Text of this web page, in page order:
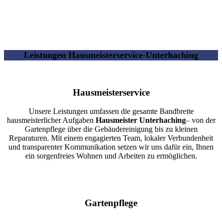
Leistungen Hausmeisterservice-Unterhaching
Hausmeisterservice
Unsere Leistungen umfassen die gesamte Bandbreite
hausmeisterlicher Aufgaben Hausmeister Unterhaching– von der
Gartenpflege über die Gebäudereinigung bis zu kleinen
Reparaturen. Mit einem engagierten Team, lokaler Verbundenheit
und transparenter Kommunikation setzen wir uns dafür ein, Ihnen
ein sorgenfreies Wohnen und Arbeiten zu ermöglichen.
Gartenpflege